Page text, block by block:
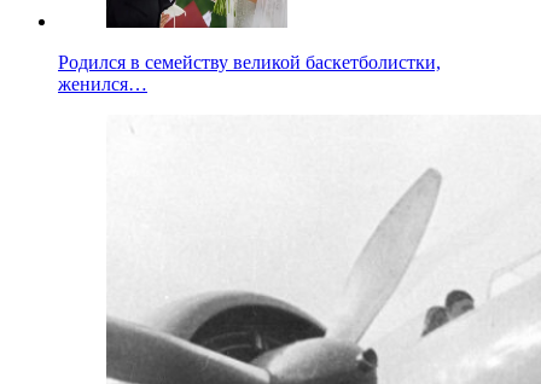
Родился в семейству великой баскетболистки,
женился…